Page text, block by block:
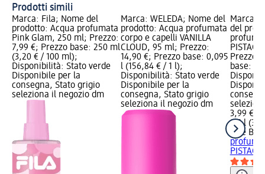
Prodotti simili
Marca: Fila; Nome del
prodotto: Acqua profumata
Pink Glam, 250 ml; Prezzo:
7,99 €; Prezzo base: 250 ml
(3,20 € / 100 ml);
Disponibilità: Stato verde
Disponibile per la
consegna, Stato grigio
seleziona il negozio dm
Marca: WELEDA; Nome del
prodotto: Acqua profumata
corpo e capelli VANILLA
CLOUD, 95 ml; Prezzo:
14,90 €; Prezzo base: 0,095
l (156,84 € / 1 l);
Disponibilità: Stato verde
Disponibile per la
consegna, Stato grigio
seleziona il negozio dm
Marca:
del
Prezzo:
base:
3,99 €
0,1 l
One